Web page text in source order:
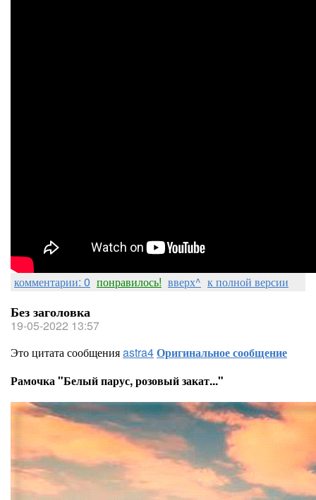
комментарии: 0 понравилось! вверх^ к полной версии
Без заголовка
19-05-2022 13:57
Это цитата сообщенияastra4Оригинальное сообщение
Рамочка "Белый парус, розовый закат..."